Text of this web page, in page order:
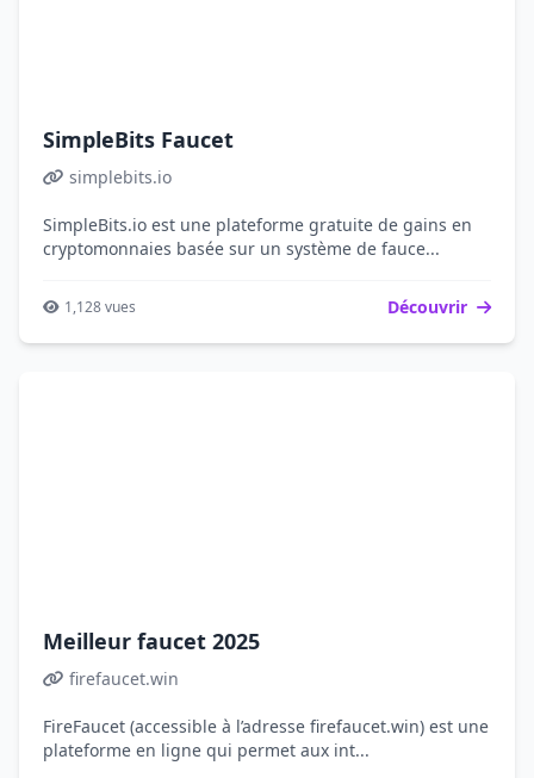
SimpleBits Faucet
simplebits.io
SimpleBits.io est une plateforme gratuite de gains en
cryptomonnaies basée sur un système de fauce...
1,128 vues Découvrir
Meilleur faucet 2025
firefaucet.win
FireFaucet (accessible à l’adresse firefaucet.win) est une
plateforme en ligne qui permet aux int...